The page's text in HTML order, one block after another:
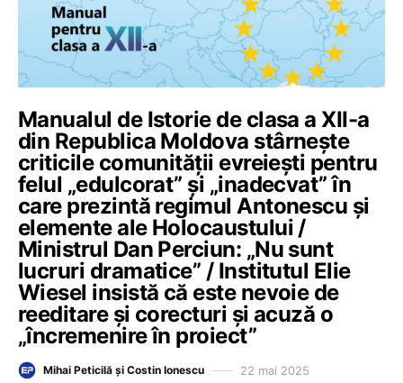
Manualul de Istorie de clasa a XII-a
din Republica Moldova stârnește
criticile comunității evreiești pentru
felul „edulcorat” și „inadecvat” în
care prezintă regimul Antonescu și
elemente ale Holocaustului /
Ministrul Dan Perciun: „Nu sunt
lucruri dramatice” / Institutul Elie
Wiesel insistă că este nevoie de
reeditare și corecturi și acuză o
„încremenire în proiect”
Mihai Peticilă și Costin Ionescu 22 mai 2025